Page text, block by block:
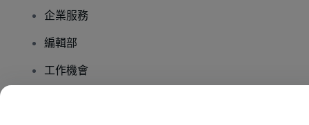
企業服務
編輯部
工作機會